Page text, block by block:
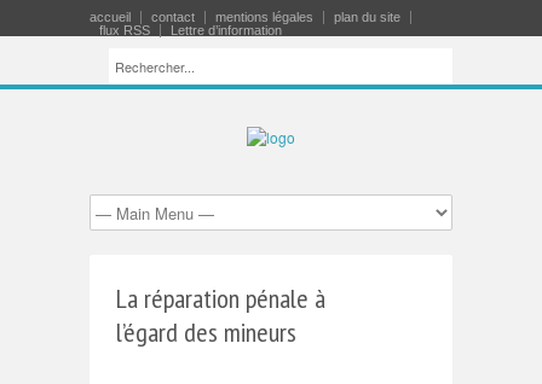
accueil contact mentions légales
plan du site
flux RSS
Lettre d’information
La réparation pénale à
l’égard des mineurs